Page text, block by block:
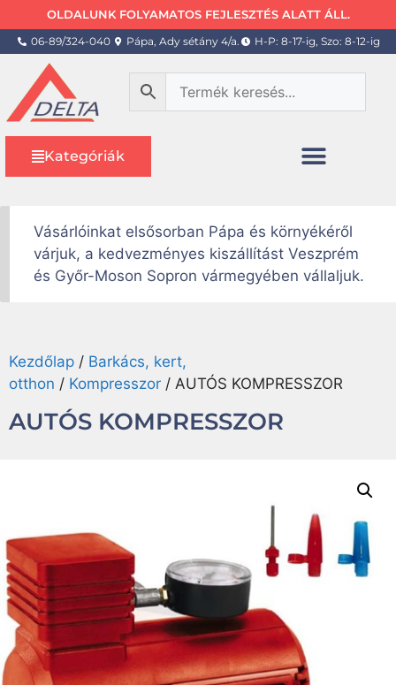
OLDALUNK FOLYAMATOS FEJLESZTÉS ALATT ÁLL.
06-89/324-040 Pápa, Ady sétány 4/a. H-P: 8-17-ig, Szo: 8-12-ig
Kategóriák
Vásárlóinkat elsősorban Pápa és környékéről
várjuk, a kedvezményes kiszállítást Veszprém
és Győr-Moson Sopron vármegyében vállaljuk.
Kezdőlap / Barkács, kert,
otthon / Kompresszor / AUTÓS KOMPRESSZOR
AUTÓS KOMPRESSZOR